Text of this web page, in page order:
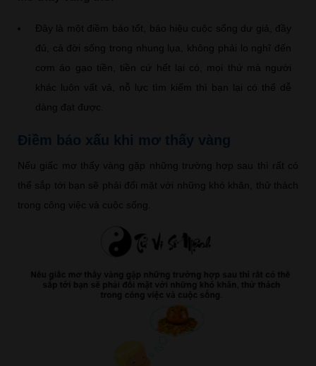
Đây là một điềm báo tốt, báo hiệu cuộc sống dư giả, đầy
đủ, cả đời sống trong nhung lụa, không phải lo nghĩ đến
cơm áo gạo tiền, tiền cứ hết lại có, mọi thứ mà người
khác luôn vất vả, nỗ lực tìm kiếm thì bạn lại có thể dễ
dàng đạt được.
Điềm báo xấu khi mơ thấy vàng
Nếu giấc mơ thấy vàng gặp những trường hợp sau thì rất có
thể sắp tới bạn sẽ phải đối mặt với những khó khăn, thử thách
trong công việc và cuộc sống.